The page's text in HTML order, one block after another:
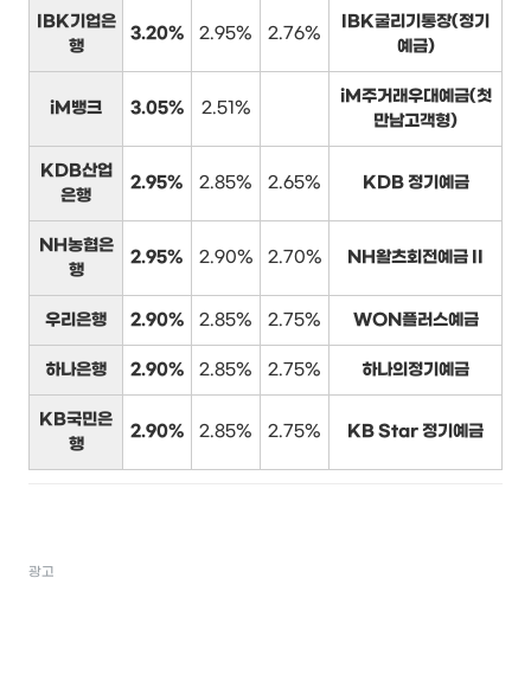
IBK기업은
행
3.20% 2.95% 2.76%
IBK굴리기통장(정기
예금)
iM뱅크 3.05% 2.51%
iM주거래우대예금(첫
만남고객형)
KDB산업
은행
2.95% 2.85% 2.65% KDB 정기예금
NH농협은
행
2.95% 2.90% 2.70% NH왈츠회전예금 II
우리은행 2.90% 2.85% 2.75% WON플러스예금
하나은행 2.90% 2.85% 2.75% 하나의정기예금
KB국민은
행
2.90% 2.85% 2.75% KB Star 정기예금
광고